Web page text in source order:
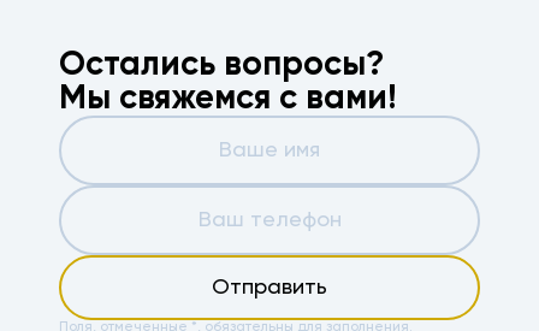
Остались вопросы?
Мы свяжемся с вами!
Отправить
Поля, отмеченные *, обязательны для заполнения.